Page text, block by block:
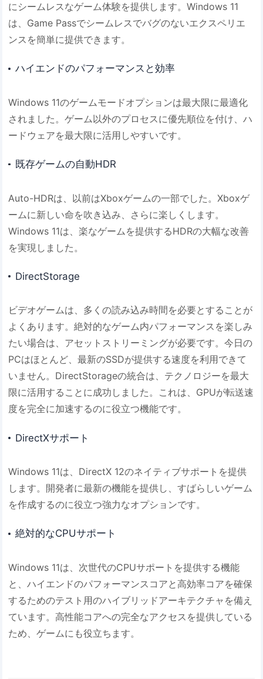
にシームレスなゲーム体験を提供します。Windows 11
は、Game Passでシームレスでバグのないエクスペリエ
ンスを簡単に提供できます。
ハイエンドのパフォーマンスと効率
Windows 11のゲームモードオプションは最大限に最適化
されました。ゲーム以外のプロセスに優先順位を付け、ハ
ードウェアを最大限に活用しやすいです。
既存ゲームの自動HDR
Auto-HDRは、以前はXboxゲームの一部でした。Xboxゲ
ームに新しい命を吹き込み、さらに楽しくします。
Windows 11は、楽なゲームを提供するHDRの大幅な改善
を実現しました。
DirectStorage
ビデオゲームは、多くの読み込み時間を必要とすることが
よくあります。絶対的なゲーム内パフォーマンスを楽しみ
たい場合は、アセットストリーミングが必要です。今日の
PCはほとんど、最新のSSDが提供する速度を利用できて
いません。DirectStorageの統合は、テクノロジーを最大
限に活用することに成功しました。これは、GPUが転送速
度を完全に加速するのに役立つ機能です。
DirectXサポート
Windows 11は、DirectX 12のネイティブサポートを提供
します。開発者に最新の機能を提供し、すばらしいゲーム
を作成するのに役立つ強力なオプションです。
絶対的なCPUサポート
Windows 11は、次世代のCPUサポートを提供する機能
と、ハイエンドのパフォーマンスコアと高効率コアを確保
するためのテスト用のハイブリッドアーキテクチャを備え
ています。高性能コアへの完全なアクセスを提供している
ため、ゲームにも役立ちます。